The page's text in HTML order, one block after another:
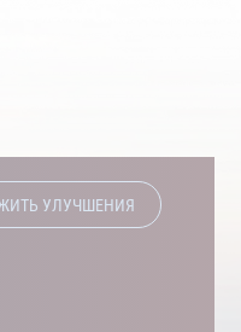
УЛУЧШЕНИЯ